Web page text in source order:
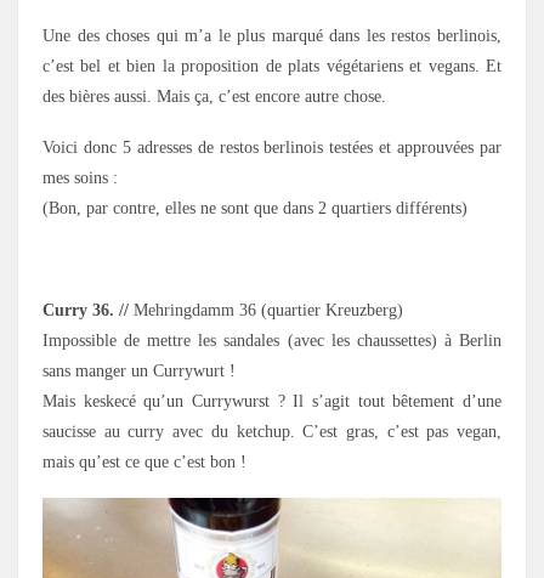
Une des choses qui m’a le plus marqué dans les restos berlinois,
c’est bel et bien la proposition de plats végétariens et vegans. Et
des bières aussi. Mais ça, c’est encore autre chose.
Voici donc 5 adresses de restos berlinois testées et approuvées par
mes soins :
(Bon, par contre, elles ne sont que dans 2 quartiers différents)
Curry 36. // Mehringdamm 36 (quartier Kreuzberg)
Impossible de mettre les sandales (avec les chaussettes) à Berlin
sans manger un Currywurt !
Mais keskecé qu’un Currywurst ? Il s’agit tout bêtement d’une
saucisse au curry avec du ketchup. C’est gras, c’est pas vegan,
mais qu’est ce que c’est bon !